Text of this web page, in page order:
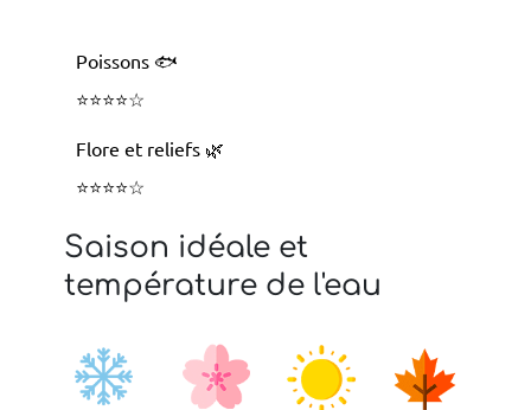
Poissons 🐟
⭐️⭐️⭐️⭐️☆
Flore et reliefs 🌿
⭐️⭐️⭐️⭐️☆
Saison idéale et
température de l'eau